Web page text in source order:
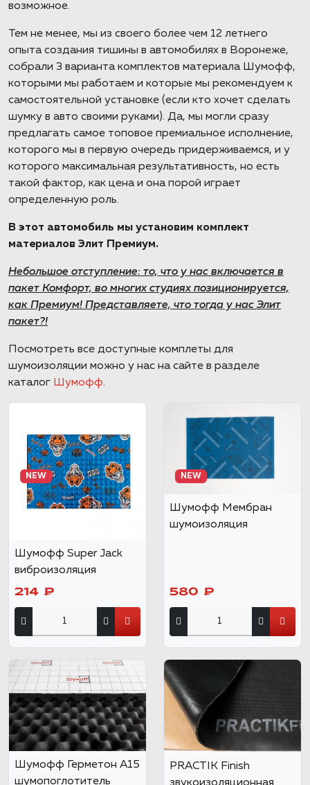
возможное.
Тем не менее, мы из своего более чем 12 летнего
опыта создания тишины в автомобилях в Воронеже,
собрали 3 варианта комплектов материала Шумофф,
которыми мы работаем и которые мы рекомендуем к
самостоятельной установке (если кто хочет сделать
шумку в авто своими руками). Да, мы могли сразу
предлагать самое топовое премиальное исполнение,
которого мы в первую очередь придерживаемся, и у
которого максимальная результативность, но есть
такой фактор, как цена и она порой играет
определенную роль.
В этот автомобиль мы установим комплект
материалов Элит Премиум.
Небольшое отступление: то, что у нас включается в
пакет Комфорт, во многих студиях позиционируется,
как Премиум! Представляете, что тогда у нас Элит
пакет?!
Посмотреть все доступные комплеты для
шумоизоляции можно у нас на сайте в разделе
каталог Шумофф.
NEW
Шумофф Super Jack
виброизоляция
214 ₽
NEW
Шумофф Мембран
шумоизоляция
580 ₽
Шумофф Герметон А15
шумопоглотитель
PRACTIK Finish